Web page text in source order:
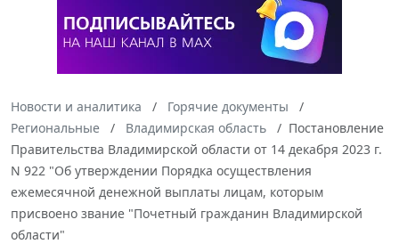
Новости и аналитика
Горячие документы
Региональные
Владимирская область
Постановление
Правительства Владимирской области от 14 декабря 2023 г.
N 922 "Об утверждении Порядка осуществления
ежемесячной денежной выплаты лицам, которым
присвоено звание "Почетный гражданин Владимирской
области"